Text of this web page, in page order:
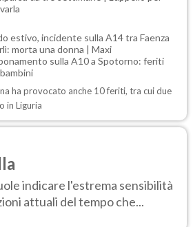
estivo, incidente sulla A14 tra Faenza
morta una donna | Maxi
sulla A10 a Spotorno: feriti
ha provocato anche 10 feriti, tra cui due
in Liguria
indicare l'estrema sensibilità
attuali del tempo che...